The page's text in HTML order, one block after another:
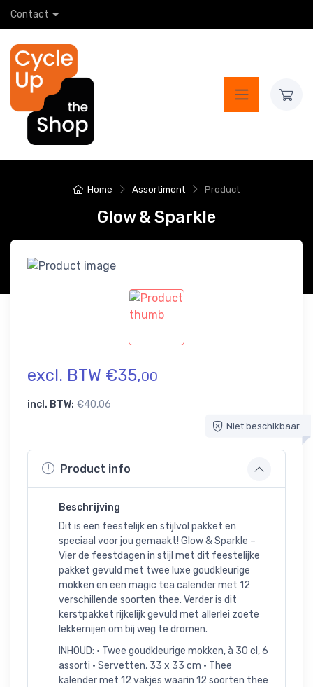
Contact
Home Assortiment Product
Glow & Sparkle
excl. BTW €35,00
incl. BTW: €40,06
Niet beschikbaar
Product info
Beschrijving
Dit is een feestelijk en stijlvol pakket en
speciaal voor jou gemaakt! Glow & Sparkle –
Vier de feestdagen in stijl met dit feestelijke
pakket gevuld met twee luxe goudkleurige
mokken en een magic tea calender met 12
verschillende soorten thee. Verder is dit
kerstpakket rijkelijk gevuld met allerlei zoete
lekkernijen om bij weg te dromen.
INHOUD: • Twee goudkleurige mokken, à 30 cl, 6
assorti • Servetten, 33 x 33 cm • Thee
kalender met 12 vakjes waarin 12 soorten thee